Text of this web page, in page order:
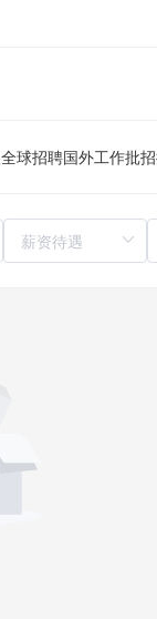
全球招聘国外工作批招